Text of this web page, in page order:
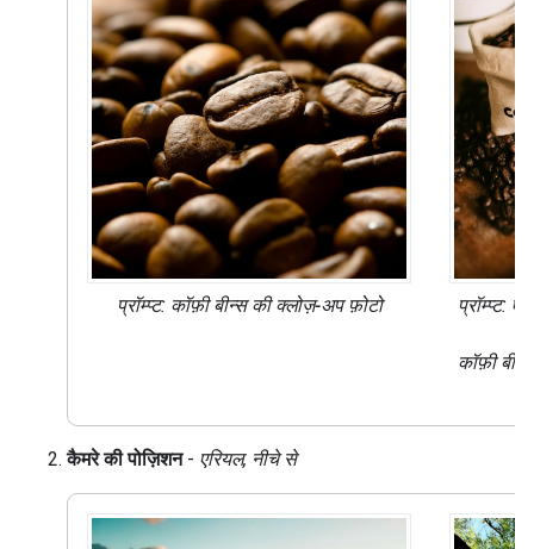
प्रॉम्प्ट: कॉफ़ी बीन्स कीक्लोज़-अपफ़ोटो प्रॉम्प्ट:
कॉफ़ी
कैमरे की पोज़िशन- एरियल, नीचे से